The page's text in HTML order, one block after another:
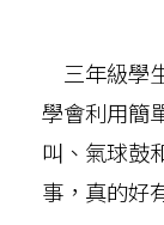
三年級學
學會利用簡
叫、氣球鼓
事，真的好